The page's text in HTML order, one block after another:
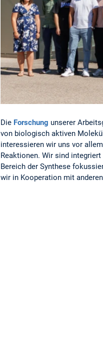
Die Forschung unserer
von biologisch aktiven
interessieren wir uns vor
Reaktionen. Wir sind
Bereich der Synthese
wir in Kooperation mit